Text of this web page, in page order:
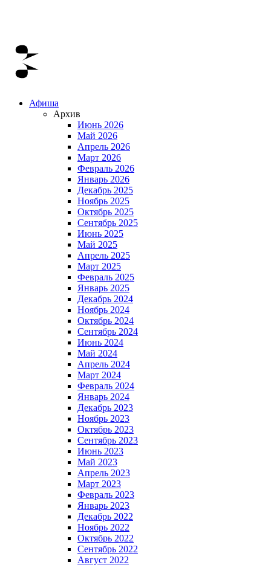
Афиша
Архив
Июнь 2026
Май 2026
Апрель 2026
Март 2026
Февраль 2026
Январь 2026
Декабрь 2025
Ноябрь 2025
Октябрь 2025
Сентябрь 2025
Июнь 2025
Май 2025
Апрель 2025
Март 2025
Февраль 2025
Январь 2025
Декабрь 2024
Ноябрь 2024
Октябрь 2024
Сентябрь 2024
Июнь 2024
Май 2024
Апрель 2024
Март 2024
Февраль 2024
Январь 2024
Декабрь 2023
Ноябрь 2023
Октябрь 2023
Сентябрь 2023
Июнь 2023
Май 2023
Апрель 2023
Март 2023
Февраль 2023
Январь 2023
Декабрь 2022
Ноябрь 2022
Октябрь 2022
Сентябрь 2022
Август 2022